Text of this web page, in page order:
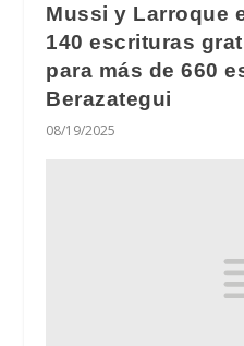
Mussi y Larroque
140 escrituras
para más de 660
Berazategui
08/19/2025